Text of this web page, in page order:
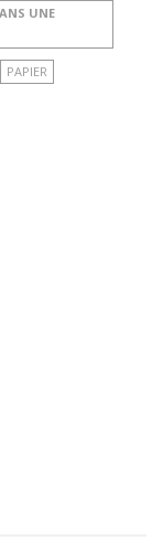
UNE
PAPIER